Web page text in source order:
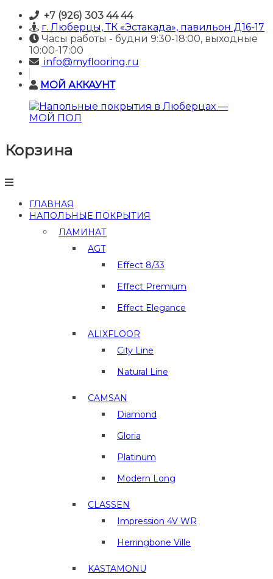
Skip
content
+7 (926) 303 44 44
г. Люберцы, ТК «Эстакада», павильон Д16-17
Часы работы - будни 9:30-18:00, выходные
10:00-17:00
info@myflooring.ru
МОЙ АККАУНТ
Напольные
покрытия
Люберцах
МОЙ
ПОЛ
Корзина
ГЛАВНАЯ
НАПОЛЬНЫЕ ПОКРЫТИЯ
ЛАМИНАТ
AGT
Effect 8/33
Effect Premium
Effect Elegance
ALIXFLOOR
City Line
Natural Line
CAMSAN
Diamond
Gloria
Platinum
Modern Long
CLASSEN
Impression 4V WR
Herringbone Ville
KASTAMONU